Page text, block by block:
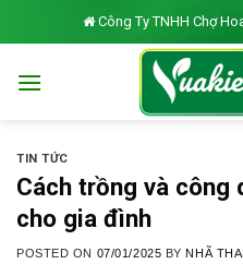
to
Công Ty TNHH Chợ
TIN TỨC
Cách trồng và công
cho gia đình
POSTED ON 07/01/2025 BYNHÃ